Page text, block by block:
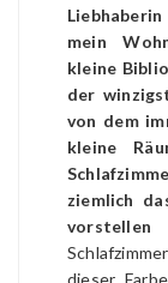
mein
kleine
der
von dem
kleine
ziemlich
vorstellen
dieser